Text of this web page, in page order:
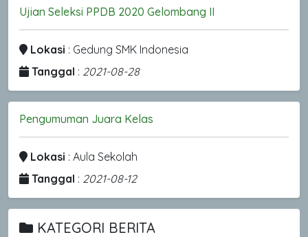
Ujian Seleksi PPDB 2020 Gelombang II
Lokasi : Gedung SMK Indonesia
Tanggal : 2021-08-28
Pengumuman Juara Kelas
Lokasi : Aula Sekolah
Tanggal : 2021-08-12
KATEGORI BERITA